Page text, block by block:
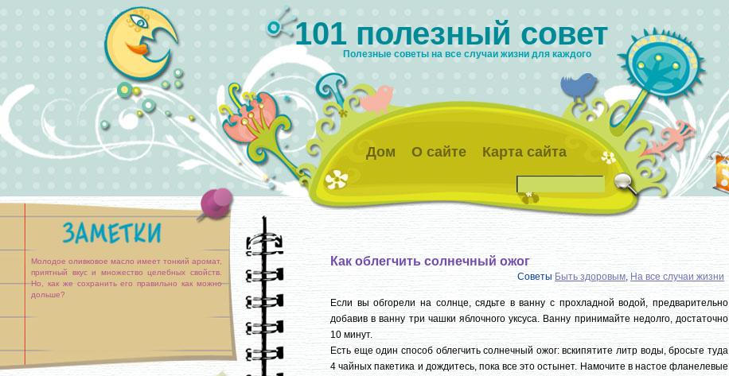
101 полезный совет
Полезные советы на все случаи жизни для каждого
Дом О сайте Карта сайта
Молодое оливковое масло имеет тонкий аромат,
приятный вкус и множество целебных свойств.
Но, как же сохранить его правильно как можно
дольше?
Как облегчить солнечный ожог
Советы Быть здоровым, На все случаи жизни
Если вы обгорели на солнце, сядьте в ванну с прохладной водой, предварительно
добавив в ванну три чашки яблочного уксуса. Ванну принимайте недолго, достаточно
10 минут.
Есть еще один способ облегчить солнечный ожог: вскипятите литр воды, бросьте туда
4 чайных пакетика и дождитесь, пока все это остынет. Намочите в настое фланелевые